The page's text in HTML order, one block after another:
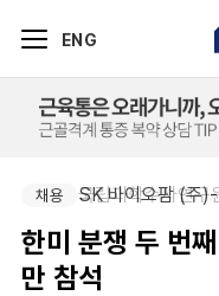
ENG
채용
채용
한미 분쟁 두 번
만 참석